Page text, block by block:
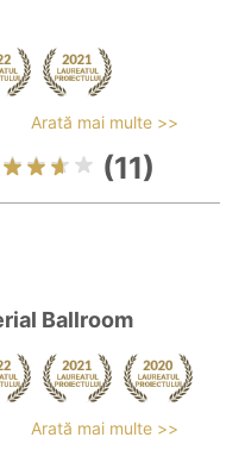
Arată mai multe >>
(11)
Ballroom
Arată mai multe >>